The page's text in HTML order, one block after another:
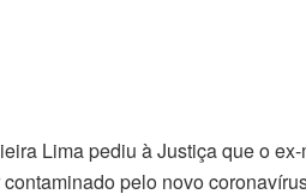
Lima pediu à Justiça que o
pelo novo